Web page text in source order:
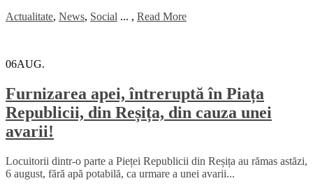
Actualitate, News, Social ... , Read More
06AUG.
Furnizarea apei, întreruptă în Piața
Republicii, din Reșița, din cauza unei
avarii!
Locuitorii dintr-o parte a Pieței Republicii din Reșița au rămas astăzi,
6 august, fără apă potabilă, ca urmare a unei avarii...